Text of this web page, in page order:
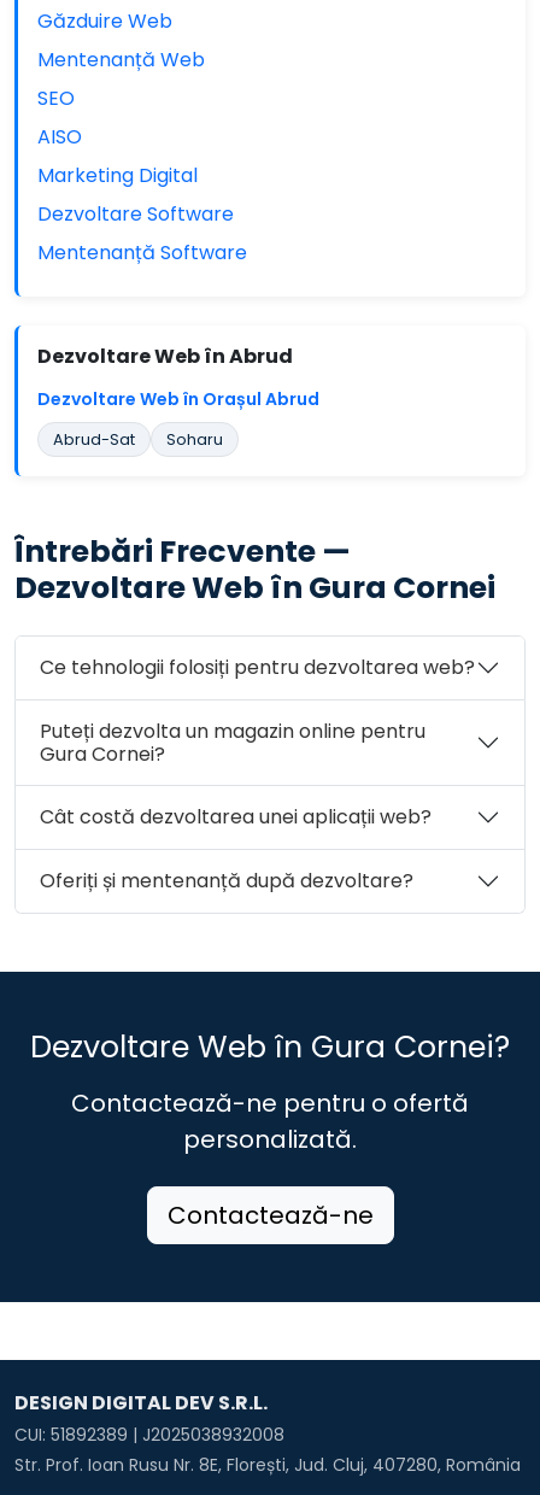
Găzduire Web
Mentenanță Web
SEO
AISO
Marketing Digital
Dezvoltare Software
Mentenanță Software
Dezvoltare Web în Abrud
Dezvoltare Web în Orașul Abrud
Abrud-Sat Soharu
Întrebări Frecvente —
Dezvoltare Web în Gura Cornei
Ce tehnologii folosiți pentru dezvoltarea web?
Puteți dezvolta un magazin online pentru
Gura Cornei?
Cât costă dezvoltarea unei aplicații web?
Oferiți și mentenanță după dezvoltare?
Dezvoltare Web în Gura Cornei?
Contactează-ne pentru o ofertă
personalizată.
Contactează-ne
DESIGN DIGITAL DEV S.R.L.
CUI: 51892389 | J2025038932008
Str. Prof. Ioan Rusu Nr. 8E, Florești, Jud. Cluj, 407280, România